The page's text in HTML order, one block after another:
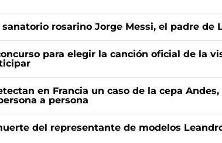
rosarino Jorge Messi, el padre de
para elegir la canción oficial de la
en Francia un caso de la cepa Andes,
a persona
del representante de modelos